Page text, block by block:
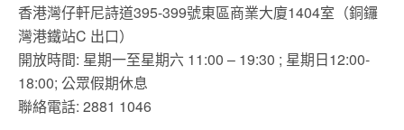
香港灣仔軒尼詩道395-399號東區商業大廈1404室（銅鑼
灣港鐵站C 出口）
開放時間: 星期一至星期六 11:00 – 19:30 ; 星期日12:00-
18:00; 公眾假期休息
聯絡電話: 2881 1046